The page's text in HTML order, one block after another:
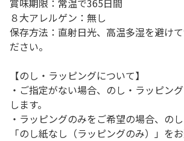
賞味期限：常温で365日間
８大アレルゲン：無し
保存方法：直射日光、高温多湿を避け
ださい。
【のし・ラッピングについて】
・ご指定がない場合、のし・ラッピン
します。
・ラッピングのみをご希望の場合、の
「のし紙なし（ラッピングのみ）」を